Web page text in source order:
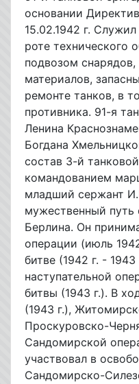
основании
15.02.1942 г.
роте технического
подвозом
материалов,
ремонте танков, в
противника. 91-я
Ленина
Богдана
состав 3-й
командованием
младший сержант
мужественный путь
Берлина. Он
операции (июль
битве (1942 г. -
наступательной
битвы (1943 г.). В
(1943 г.),
Проскуровско-
Сандомирской
участвовал в
Сандомирско-